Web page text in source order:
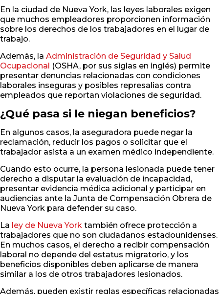
En la ciudad de Nueva York, las leyes laborales exigen
que muchos empleadores proporcionen información
sobre los derechos de los trabajadores en el lugar de
trabajo.
Además, la Administración de Seguridad y Salud
Ocupacional (OSHA, por sus siglas en inglés) permite
presentar denuncias relacionadas con condiciones
laborales inseguras y posibles represalias contra
empleados que reportan violaciones de seguridad.
¿Qué pasa si le niegan beneficios?
En algunos casos, la aseguradora puede negar la
reclamación, reducir los pagos o solicitar que el
trabajador asista a un examen médico independiente.
Cuando esto ocurre, la persona lesionada puede tener
derecho a disputar la evaluación de incapacidad,
presentar evidencia médica adicional y participar en
audiencias ante la Junta de Compensación Obrera de
Nueva York para defender su caso.
La ley de Nueva York también ofrece protección a
trabajadores que no son ciudadanos estadounidenses.
En muchos casos, el derecho a recibir compensación
laboral no depende del estatus migratorio, y los
beneficios disponibles deben aplicarse de manera
similar a los de otros trabajadores lesionados.
Además, pueden existir reglas específicas relacionadas